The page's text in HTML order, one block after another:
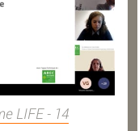
LIFE - 14